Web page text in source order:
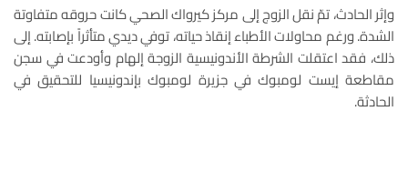
وإثر الحادث، تمّ نقل الزوج إلى مركز كيرواك الصحي كانت حروقه متفاوتة
الشدة. ورغم محاولات الأطباء إنقاذ حياته، توفي ديدي متأثراً بإصابته. إلى
ذلك، فقد اعتقلت الشرطة الأندونيسية الزوجة إلهام وأودعت في سجن
مقاطعة إيست لومبوك في جزيرة لومبوك بإندونيسيا للتحقيق في
الحادثة.